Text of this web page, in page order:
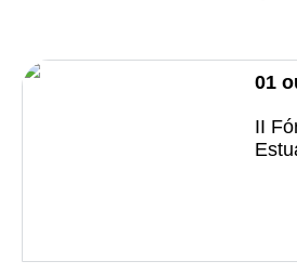
01
II